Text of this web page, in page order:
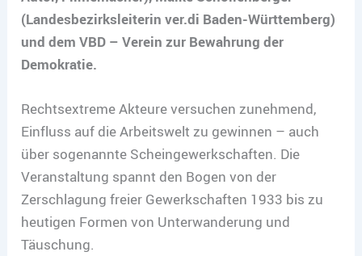
(Landesbezirksleiterin ver.di Baden-Württemberg)
und dem VBD – Verein zur Bewahrung der
Demokratie.
Rechtsextreme Akteure versuchen zunehmend,
Einfluss auf die Arbeitswelt zu gewinnen – auch
über sogenannte Scheingewerkschaften. Die
Veranstaltung spannt den Bogen von der
Zerschlagung freier Gewerkschaften 1933 bis zu
heutigen Formen von Unterwanderung und
Täuschung.